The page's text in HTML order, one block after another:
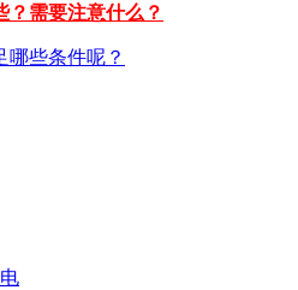
？需要注意什么？
哪些条件呢？